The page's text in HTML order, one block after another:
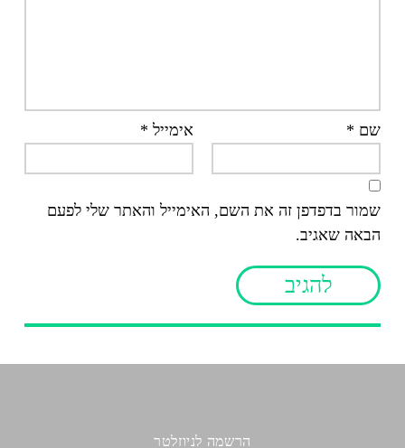
שם * אימייל *
שמור בדפדפן זה את השם, האימייל והאתר שלי לפעם
הבאה שאגיב.
הרשמה לניוזלטר